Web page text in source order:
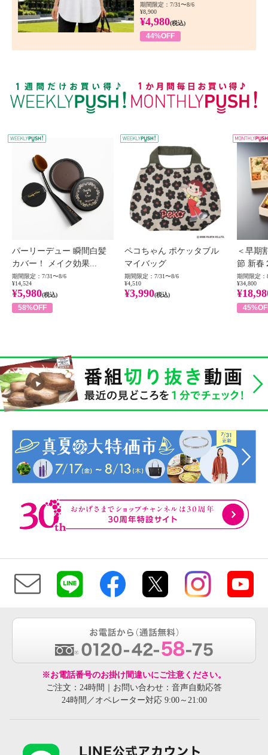
期間限定：7/31〜8/6
¥8,900
¥4,980(税込)
44%OFF
WEEKLY PUSH
パーリーデュー 瞬間白髪
カバー！ メイク効果...
期間限定：7/31〜8/6
¥14,524
¥5,980(税込)
58%OFF
ペコちゃん ポケッタブル
マイバッグ
期間限定：7/31〜8/6
¥4,510
¥3,990(税込)
＜早期
節 新春
期間限定：
¥34,800
※お電話番号のお掛け間違いにご注意ください。
ご注文：24時間｜お問い合わせ：音声自動応答
24時間／オペレーター対応 9:00～21:00